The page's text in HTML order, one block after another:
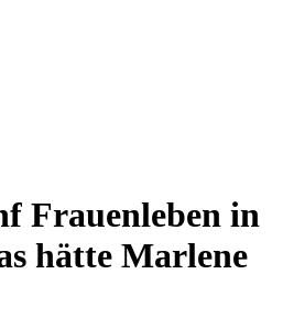
Frauenleben in
hätte Marlene